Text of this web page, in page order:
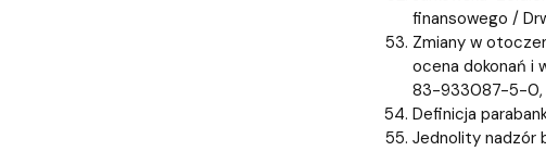
finansowego /
Zmiany w
ocena dokonań i
83-933087-5-0,
Definicja
Jednolity nadzór